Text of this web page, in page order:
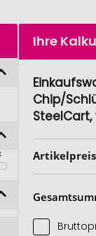
Ihre
Chip/
SteelCart,
Artikelpreis